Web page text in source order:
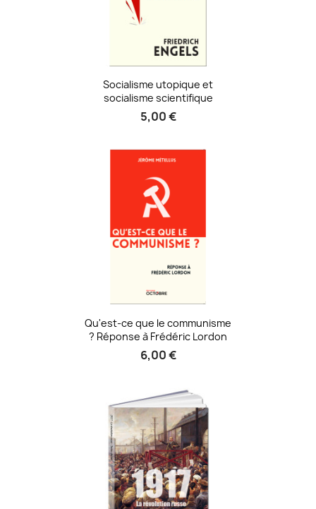
Socialisme utopique et
socialisme scientifique
5,00 €
Qu'est-ce que le communisme
? Réponse à Frédéric Lordon
6,00 €